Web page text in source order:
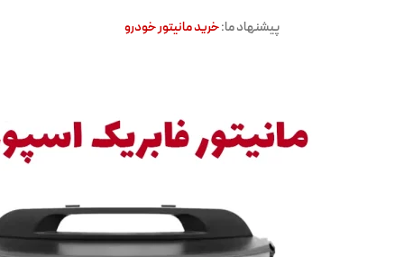
پیشنهاد ما:خرید مانیتور خودرو